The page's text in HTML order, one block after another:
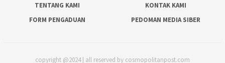
TENTANG KAMI
KONTAK KAMI
FORM PENGADUAN
PEDOMAN MEDIA SIBER
copyright @2024 | all reserved by cosmopolitanpost.com